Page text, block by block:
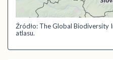
Źródło: The Global Biodiversity
atlasu.